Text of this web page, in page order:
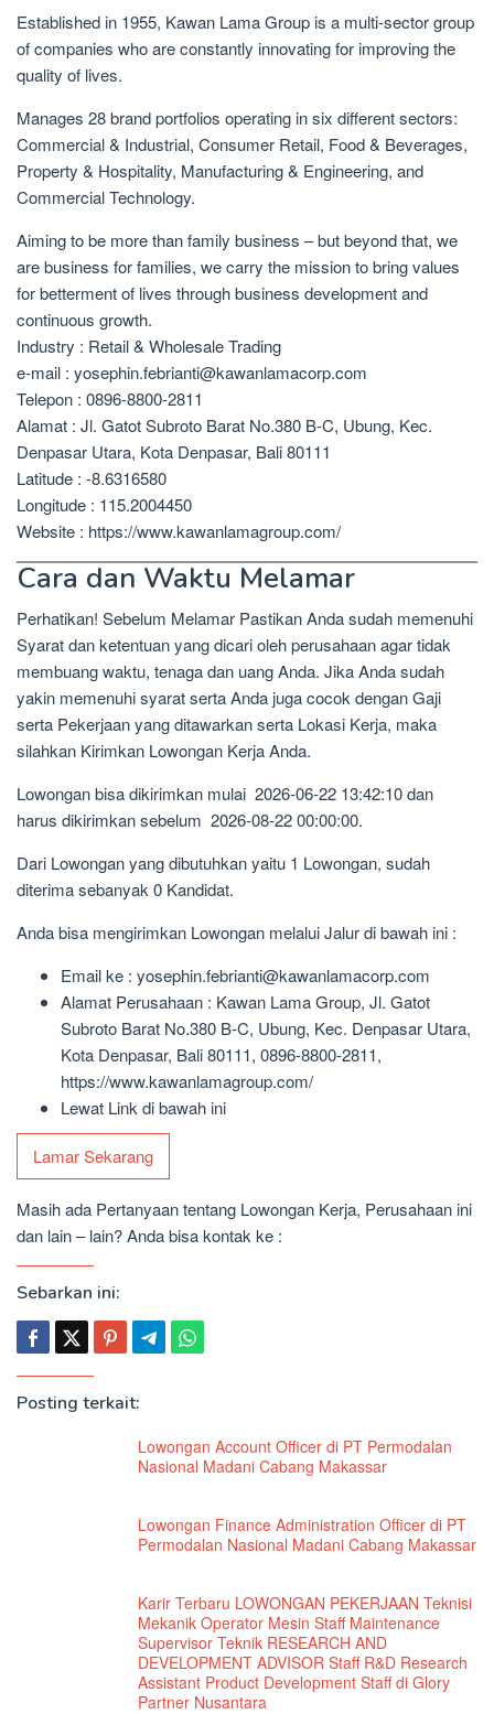
Established in 1955, Kawan Lama Group is a multi-sector group
of companies who are constantly innovating for improving the
quality of lives.
Manages 28 brand portfolios operating in six different sectors:
Commercial & Industrial, Consumer Retail, Food & Beverages,
Property & Hospitality, Manufacturing & Engineering, and
Commercial Technology.
Aiming to be more than family business – but beyond that, we
are business for families, we carry the mission to bring values
for betterment of lives through business development and
continuous growth.
Industry : Retail & Wholesale Trading
e-mail : yosephin.febrianti@kawanlamacorp.com
Telepon : 0896-8800-2811
Alamat : Jl. Gatot Subroto Barat No.380 B-C, Ubung, Kec.
Denpasar Utara, Kota Denpasar, Bali 80111
Latitude : -8.6316580
Longitude : 115.2004450
Website : https://www.kawanlamagroup.com/
Cara dan Waktu Melamar
Perhatikan! Sebelum Melamar Pastikan Anda sudah memenuhi
Syarat dan ketentuan yang dicari oleh perusahaan agar tidak
membuang waktu, tenaga dan uang Anda. Jika Anda sudah
yakin memenuhi syarat serta Anda juga cocok dengan Gaji
serta Pekerjaan yang ditawarkan serta Lokasi Kerja, maka
silahkan Kirimkan Lowongan Kerja Anda.
Lowongan bisa dikirimkan mulai 2026-06-22 13:42:10 dan
harus dikirimkan sebelum 2026-08-22 00:00:00.
Dari Lowongan yang dibutuhkan yaitu 1 Lowongan, sudah
diterima sebanyak 0 Kandidat.
Anda bisa mengirimkan Lowongan melalui Jalur di bawah ini :
Email ke : yosephin.febrianti@kawanlamacorp.com
Alamat Perusahaan : Kawan Lama Group, Jl. Gatot
Subroto Barat No.380 B-C, Ubung, Kec. Denpasar Utara,
Kota Denpasar, Bali 80111, 0896-8800-2811,
https://www.kawanlamagroup.com/
Lewat Link di bawah ini
Lamar Sekarang
Masih ada Pertanyaan tentang Lowongan Kerja, Perusahaan ini
dan lain – lain? Anda bisa kontak ke :
Sebarkan ini:
Posting terkait:
Lowongan Account Officer di PT Permodalan
Nasional Madani Cabang Makassar
Lowongan Finance Administration Officer di PT
Permodalan Nasional Madani Cabang Makassar
Karir Terbaru LOWONGAN PEKERJAAN Teknisi
Mekanik Operator Mesin Staff Maintenance
Supervisor Teknik RESEARCH AND
DEVELOPMENT ADVISOR Staff R&D Research
Assistant Product Development Staff di Glory
Partner Nusantara